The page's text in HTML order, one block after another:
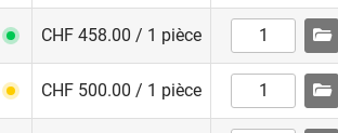
CHF 458.00 / 1 pièce
CHF 500.00 / 1 pièce